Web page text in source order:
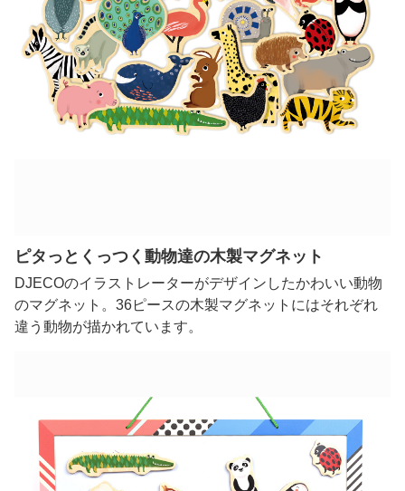
ピタっとくっつく動物達の木製マグネット
DJECOのイラストレーターがデザインしたかわいい動物
のマグネット。36ピースの木製マグネットにはそれぞれ
違う動物が描かれています。